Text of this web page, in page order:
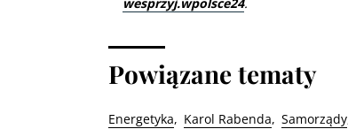
Powiązane tematy
Energetyka Karol Rabenda Samorządy